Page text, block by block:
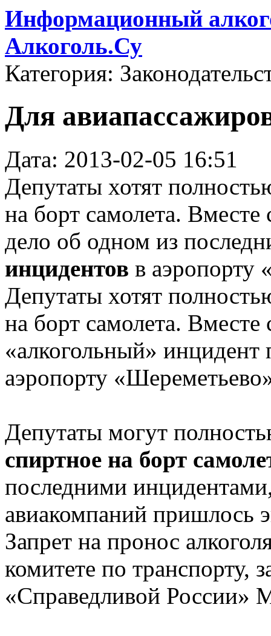
Информационный
Алкоголь.Су
Категория:
Для
Дата: 2013-02-05 16:51
Депутаты хотят
на борт самолета.
дело об одном из
инцидентов в аэропорту
Депутаты хотят
на борт самолета. Вместе
«алкогольный» инцидент
аэропорту
Депутаты могут
спиртное на борт
последними
авиакомпаний пришлось
Запрет на пронос
комитете по транспорту,
«Справедливой России»